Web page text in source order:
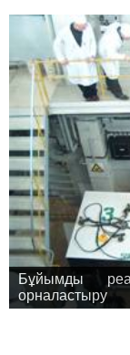
Бұйымды
орналастыру